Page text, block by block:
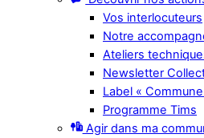
Vos interlocuteurs
Notre
Ateliers
Newsletter
Label «
Programme Tims
Agir dans ma